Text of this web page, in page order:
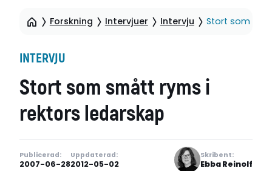
Forskning Intervjuer Intervju Stort som
INTERVJU
Stort som smått ryms i
rektors ledarskap
Publicerad:
2007-06-28
Uppdaterad:
2012-05-02
Skribent:
Ebba Reinolf